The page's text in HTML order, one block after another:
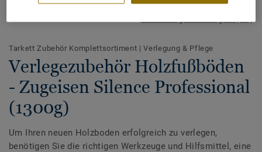
Tarkett Zubehör Komplettsortiment |Verlegung & Pflege
Verlegezubehör Holzfußböden
- Zugeisen Silence Professional
(1300g)
Um Ihren neuen Holzboden erfolgreich zu verlegen,
benötigen Sie die richtigen Werkzeuge und Hilfsmittel, eine